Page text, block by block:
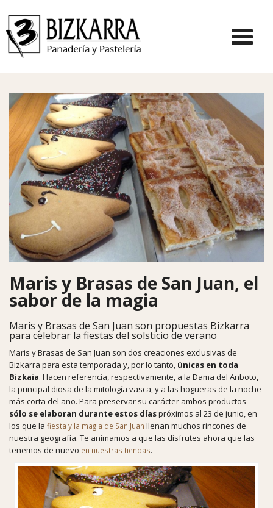
Maris y Brasas de San Juan, el
sabor de la magia
Maris y Brasas de San Juan son propuestas Bizkarra
para celebrar la fiestas del solsticio de verano
Maris y Brasas de San Juan son dos creaciones exclusivas de
Bizkarra para esta temporada y, por lo tanto, únicas en toda
Bizkaia. Hacen referencia, respectivamente, a la Dama del Anboto,
la principal diosa de la mitología vasca, y a las hogueras de la noche
más corta del año. Para preservar su carácter ambos productos
sólo se elaboran durante estos díaspróximos al 23 de junio, en
los que la fiesta y la magia de San Juan llenan muchos rincones de
nuestra geografía. Te animamos a que las disfrutes ahora que las
tenemos de nuevo en nuestras tiendas.